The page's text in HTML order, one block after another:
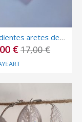
pendientes aretes de porcelana fría arcilla polimérica de forma de pop korn palomitas de maiz
€17,00 €